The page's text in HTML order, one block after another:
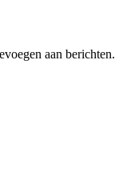
aan berichten.